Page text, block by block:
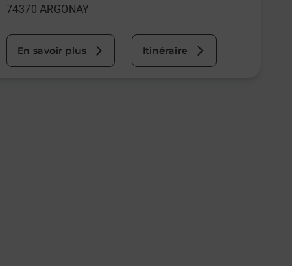
74370 ARGONAY
En savoir plus Itinéraire